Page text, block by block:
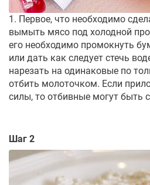
1. Первое, что необходимо
вымыть мясо под холодной
его необходимо промокнуть
или дать как следует стечь
нарезать на одинаковые по
отбить молоточком. Если
силы, то отбивные могут быть
Шаг 2